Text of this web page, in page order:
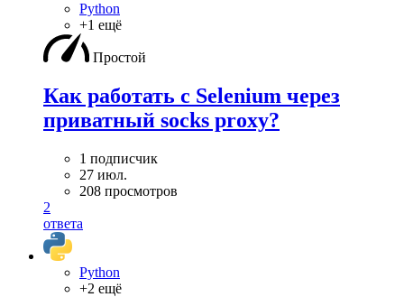
Python
+1 ещё
Простой
Как работать с Selenium через
приватный socks proxy?
1 подписчик
27 июл.
208 просмотров
2
ответа
Python
+2 ещё